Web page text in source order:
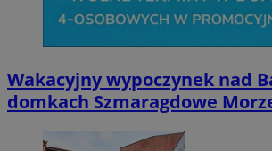
Wakacyjny wypoczynek nad
domkach Szmaragdowe